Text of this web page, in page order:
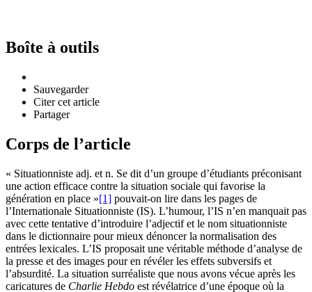
Boîte à outils
Sauvegarder
Citer cet article
Partager
Corps de l’article
« Situationniste adj. et n. Se dit d’un groupe d’étudiants préconisant
une action efficace contre la situation sociale qui favorise la
génération en place »[1] pouvait-on lire dans les pages de
l’Internationale Situationniste (IS). L’humour, l’IS n’en manquait pas
avec cette tentative d’introduire l’adjectif et le nom situationniste
dans le dictionnaire pour mieux dénoncer la normalisation des
entrées lexicales. L’IS proposait une véritable méthode d’analyse de
la presse et des images pour en révéler les effets subversifs et
l’absurdité. La situation surréaliste que nous avons vécue après les
caricatures de Charlie Hebdo est révélatrice d’une époque où la